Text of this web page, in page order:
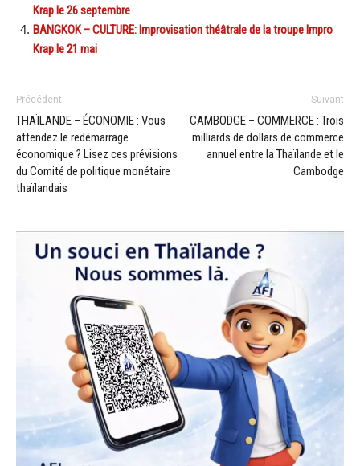
Krap le 26 septembre
BANGKOK – CULTURE: Improvisation théâtrale de la troupe Impro
Krap le 21 mai
Précédent
THAÏLANDE – ÉCONOMIE : Vous
attendez le redémarrage
économique ? Lisez ces prévisions
du Comité de politique monétaire
thaïlandais
Suivant
CAMBODGE – COMMERCE : Trois
milliards de dollars de commerce
annuel entre la Thaïlande et le
Cambodge